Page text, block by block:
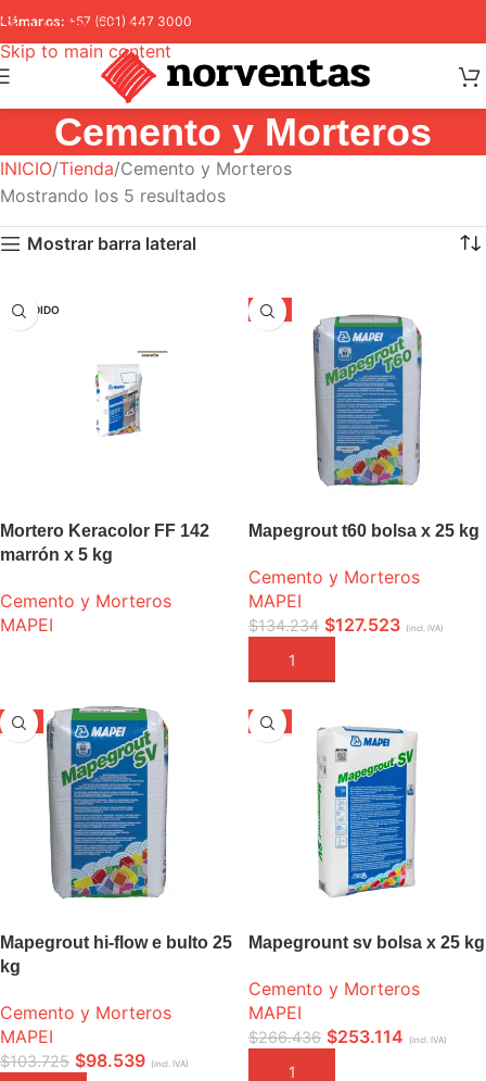
Skip to navigation
Skip to main content
Llámanos: +57 (601) 447 3000
Cemento y Morteros
INICIO Tienda Cemento y Morteros
Mostrando los 5 resultados
Mostrar barra lateral
VENDIDO
Mortero Keracolor FF 142
marrón x 5 kg
Cemento y Morteros
MAPEI
-5%
Mapegrout t60 bolsa x 25 kg
Cemento y Morteros
MAPEI
$134.234 $127.523 (incl. IVA)
AÑADIR A LA CESTA
-5%
Mapegrout hi-flow e bulto 25
kg
Cemento y Morteros
MAPEI
$103.725 $98.539 (incl. IVA)
-5%
Mapegrount sv bolsa x 25 kg
Cemento y Morteros
MAPEI
$266.436 $253.114 (incl. IVA)
AÑADIR A LA CESTA